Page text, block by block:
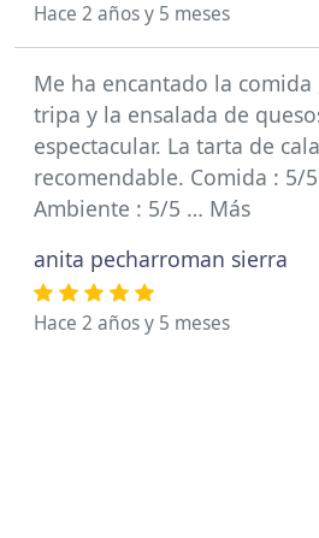
Hace 2 años y 5 meses
Me ha encantado la
tripa y la ensalada de
espectacular. La tarta de
recomendable. Comida : 5/
Ambiente : 5/5 … Más
anita pecharroman sierra
Hace 2 años y 5 meses